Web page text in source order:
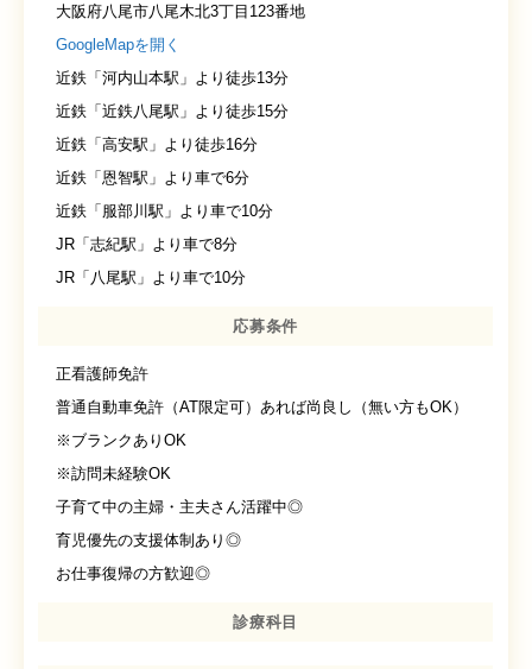
大阪府八尾市八尾木北3丁目123番地
GoogleMapを開く
近鉄「河内山本駅」より徒歩13分
近鉄「近鉄八尾駅」より徒歩15分
近鉄「高安駅」より徒歩16分
近鉄「恩智駅」より車で6分
近鉄「服部川駅」より車で10分
JR「志紀駅」より車で8分
JR「八尾駅」より車で10分
応募条件
正看護師免許
普通自動車免許（AT限定可）あれば尚良し（無い方もOK）
※ブランクありOK
※訪問未経験OK
子育て中の主婦・主夫さん活躍中◎
育児優先の支援体制あり◎
お仕事復帰の方歓迎◎
診療科目